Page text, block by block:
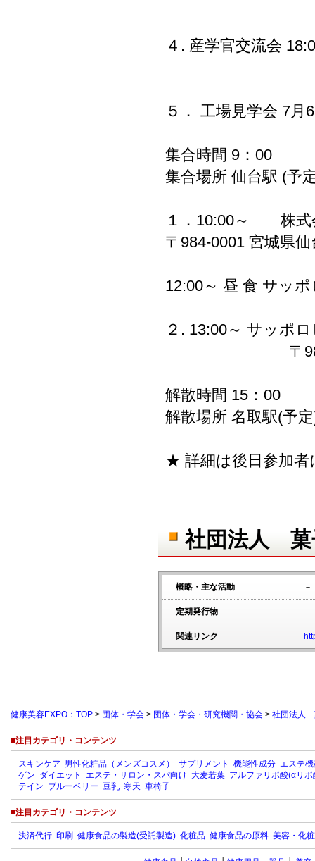
４. 産学官交流会
５． 工場見学会 7月
集合時間 9：00
集合場所 仙台駅 (予
１．10:00～ 株式
〒984-0001 宮城県
12:00～ 昼 食 サッ
２. 13:00～ サッポ
〒981-1231
解散時間 15：00
解散場所 名取駅(予
★ 詳細は後日参加
社団法人 菓
概略・主な活動 －
定期発行物 －
関連リンク
健康美容EXPO：TOP > 団体・学会 > 団体・学会・研究機関・協会 > 社団法人
■注目カテゴリ・コンテンツ
スキンケア 男性化粧品（メンズコスメ） サプリメント 機能性成分 エステ
ゲン ダイエット エステ・サロン・スパ向け 大麦若葉 アルファリポ酸(αリポ
テイン ブルーベリー 豆乳 寒天 車椅子
■注目カテゴリ・コンテンツ
決済代行 印刷 健康食品の製造(受託製造) 化粧品 健康食品の原料 美容・化